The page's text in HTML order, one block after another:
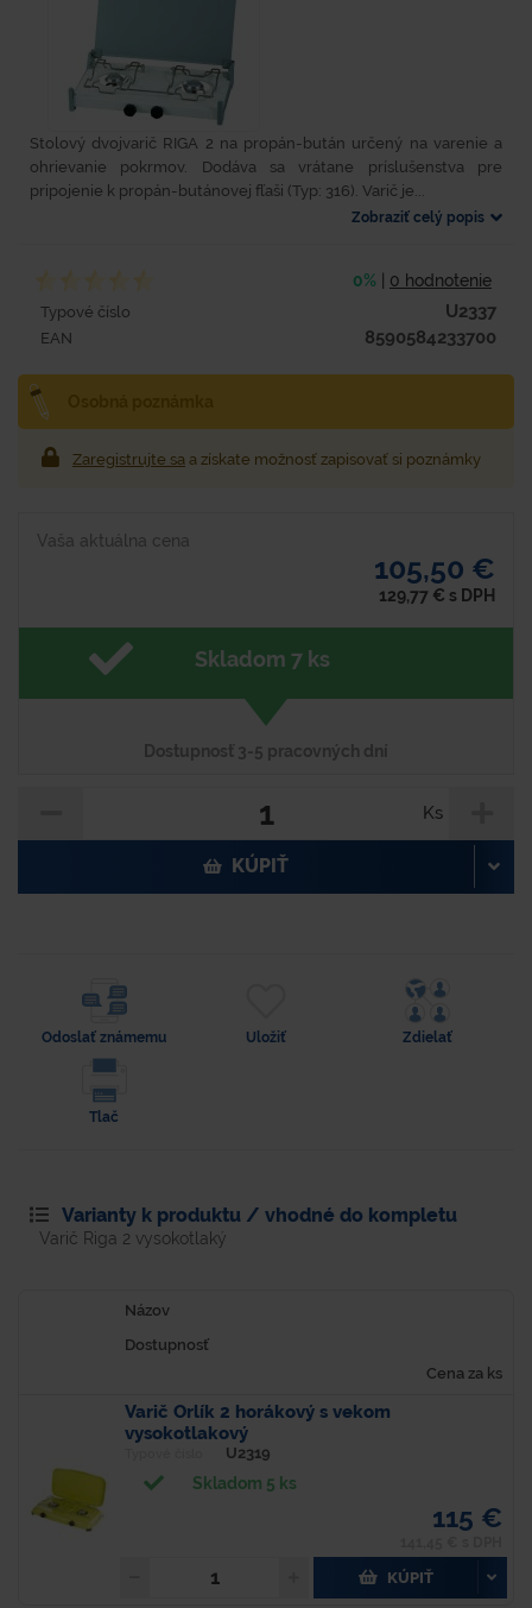
Stolový dvojvarič RIGA 2 na propán-bután určený na varenie a
ohrievanie pokrmov. Dodáva sa vrátane príslušenstva pre
pripojenie k propán-butánovej fľaši (Typ: 316). Varič je...
Zobraziť celý popis
0% 0 hodnotenie
Typové číslo U2337
EAN 8590584233700
Zaregistrujte sa a získate možnosť zapisovať si poznámky
Vaša aktuálna cena
105,50 €
129,77 € s DPH
Skladom 7 ks
Dostupnosť 3-5 pracovných dní
Ks
KÚPIŤ
Odoslať známemu Uložiť Zdielať
Tlač
Varianty k produktu / vhodné do kompletu
Varič Riga 2 vysokotlaký
Názov
Dostupnosť
Cena za ks
Varič Orlík 2 horákový s vekom
vysokotlakový
U2319
Skladom 5 ks
115 €
KÚPIŤ